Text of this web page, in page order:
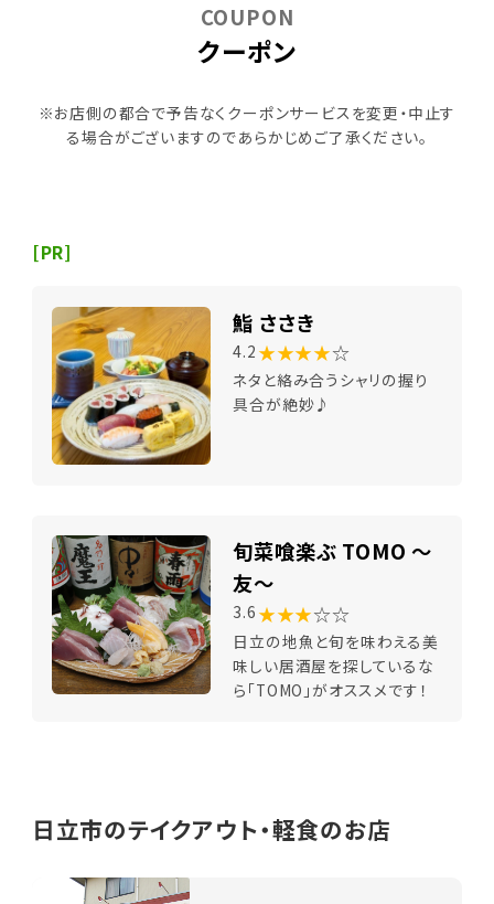
クーポン
COUPON
※お店側の都合で予告なくクーポンサービスを変更・中止す
る場合がございますのであらかじめご了承ください。
[PR]
鮨 ささき
4.2 ★★★★☆
ネタと絡み合うシャリの握り
具合が絶妙♪
旬菜喰楽ぶ TOMO ～
友～
3.6 ★★★☆☆
日立の地魚と旬を味わえる美
味しい居酒屋を探しているな
ら「TOMO」がオススメです！
日立市のテイクアウト・軽食のお店